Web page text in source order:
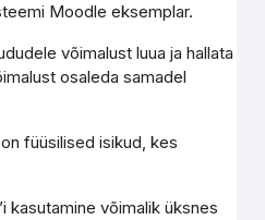
Moodle eksemplar.
võimalust luua ja hallata
osaleda samadel
füüsilised isikud, kes
kasutamine võimalik üksnes